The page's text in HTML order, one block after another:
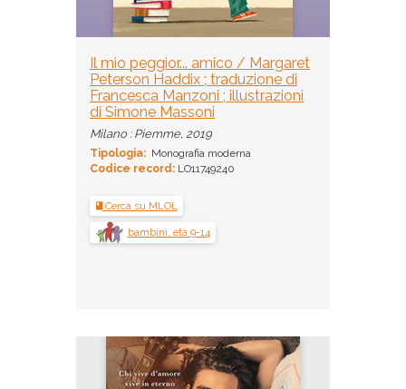
Il mio peggior... amico / Margaret
Peterson Haddix ; traduzione di
Francesca Manzoni ; illustrazioni
di Simone Massoni
Milano : Piemme, 2019
Tipologia: Monografia moderna
Codice record: LO11749240
Cerca su MLOL
bambini, età 9-14